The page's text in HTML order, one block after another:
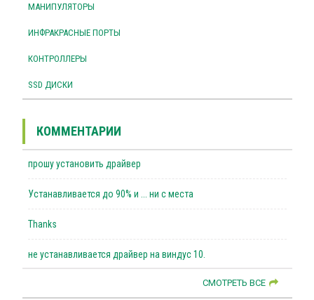
МАНИПУЛЯТОРЫ
ИНФРАКРАСНЫЕ ПОРТЫ
КОНТРОЛЛЕРЫ
SSD ДИСКИ
КОММЕНТАРИИ
прошу установить драйвер
Устанавливается до 90% и ... ни с места
Thanks
не устанавливается драйвер на виндус 10.
СМОТРЕТЬ ВСЕ